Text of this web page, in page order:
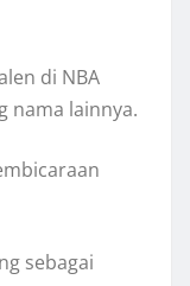
di NBA
nama lainnya.
sebagai